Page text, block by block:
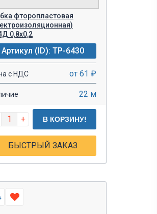
фторопластовая
0,8х0,2
Артикул (ID): TP-6430
с НДС от 61 ₽
22 м
+ В КОРЗИНУ!
БЫСТРЫЙ ЗАКАЗ